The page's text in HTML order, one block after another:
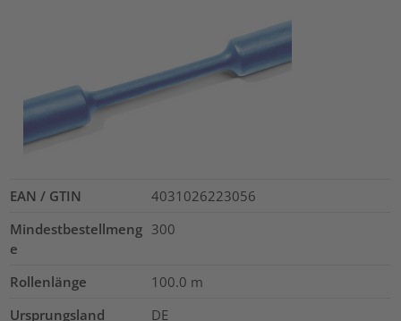
EAN / GTIN
4031026223056
Mindestbestellmeng
e
300
Rollenlänge 100.0 m
Ursprungsland
DE